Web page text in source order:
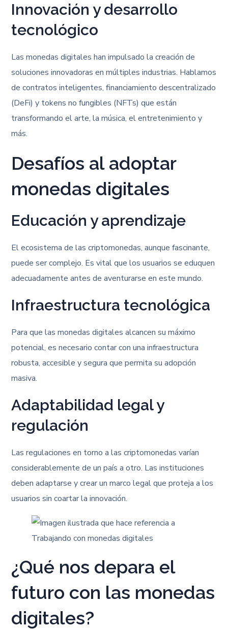
Innovación y desarrollo
tecnológico
Las monedas digitales han impulsado la creación de
soluciones innovadoras en múltiples industrias. Hablamos
de contratos inteligentes, financiamiento descentralizado
(DeFi) y tokens no fungibles (NFTs) que están
transformando el arte, la música, el entretenimiento y
más.
Desafíos al adoptar
monedas digitales
Educación y aprendizaje
El ecosistema de las criptomonedas, aunque fascinante,
puede ser complejo. Es vital que los usuarios se eduquen
adecuadamente antes de aventurarse en este mundo.
Infraestructura tecnológica
Para que las monedas digitales alcancen su máximo
potencial, es necesario contar con una infraestructura
robusta, accesible y segura que permita su adopción
masiva.
Adaptabilidad legal y
regulación
Las regulaciones en torno a las criptomonedas varían
considerablemente de un país a otro. Las instituciones
deben adaptarse y crear un marco legal que proteja a los
usuarios sin coartar la innovación.
¿Qué nos depara el
futuro con las monedas
digitales?